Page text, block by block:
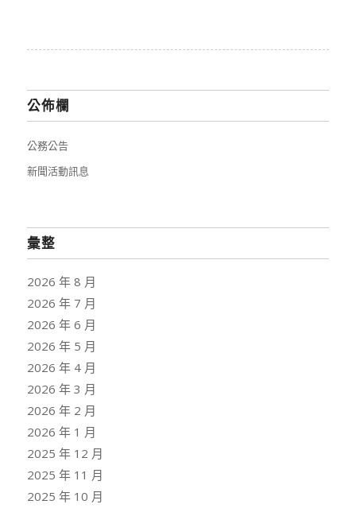
公佈欄
公務公告
新聞活動訊息
彙整
2026 年 8 月
2026 年 7 月
2026 年 6 月
2026 年 5 月
2026 年 4 月
2026 年 3 月
2026 年 2 月
2026 年 1 月
2025 年 12 月
2025 年 11 月
2025 年 10 月